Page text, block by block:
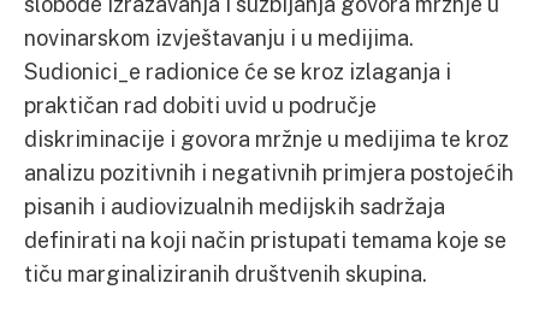
novinarskom izvještavanju i u medijima.
Sudionici_e radionice će se kroz izlaganja i
praktičan rad dobiti uvid u područje
diskriminacije i govora mržnje u medijima te kroz
analizu pozitivnih i negativnih primjera postojećih
pisanih i audiovizualnih medijskih sadržaja
definirati na koji način pristupati temama koje se
tiču marginaliziranih društvenih skupina.